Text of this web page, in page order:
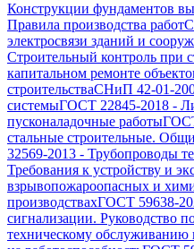
Конструкции фундаментов
Правила производства работ
электросвязи зданий и
Строительный контроль при
капитальном ремонте
строительстваСНиП 42-01-
системыГОСТ 22845-2018 -
пусконаладочные работы
стальные строительные.
32569-2013 - Трубопроводы
Требования к устройству и
взрывопожароопасных и
производствахГОСТ 59638-
сигнализации. Руководство
техническому